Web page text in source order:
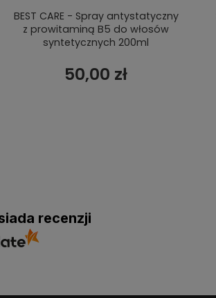
BEST CARE - Spray antystatyczny
z prowitaminą B5 do włosów
syntetycznych 200ml
50,00 zł
recenzji